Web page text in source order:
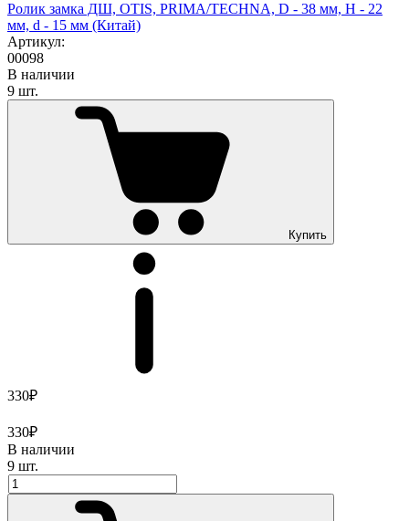
Ролик замка ДШ, OTIS, PRIMA/TECHNA, D - 38 мм, H - 22
мм, d - 15 мм (Китай)
Артикул:
00098
В наличии
9 шт.
Купить
330₽
330₽
В наличии
9 шт.